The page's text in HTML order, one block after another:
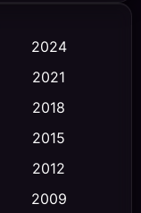
(23)
(475)
2024
2021
2018
2015
2012
2009